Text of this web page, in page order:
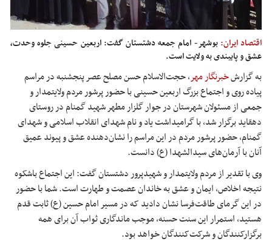
اقتصاد ایران: بوشهر- امام جمعه دشتستان گفت: اربعین حسینی جلوه وحدت،
عشق و پایبندی به ولایت است.
به گزارشخبرنگار مهر، حجت‌الاسلام حسن مصلح عصر پنجشنبه در مراسم
پیاده روی و اجتماع بزرگ اربعین حسینی با حضور پرشور مردم ولایتمدار و
جمعی از مسئولان شهرستان در جوار گلزار مطهر شهید گمنام در روستای
دهقایدبرگزار شد، با گرامیداشت یاد و نام شهدای انقلاب اسلامی و شهدای
گمنام، حضور پرشور مردم در این مراسم را نشان‌دهنده عشق و پیوند عمیق
آنان با آرمان‌های سیدالشهدا (ع)دانست.
وی با تقدیر از مردم ولایتمدار و شهیدپرور دشتستان گفت: این اجتماع باشکوه
نتیجه اخلاص، ایمان و عشق به خاندان عصمت و طهارت است. شما با حضور
در این گرمای طاقت‌فرسا نشان دادید که در مسیر امام حسین (ع)ثابت قدم
هستید، استمرار این سنت حسنه، موجب ماندگاری ثواب آن برای همه
برگزارکنندگان و شرکت‌کنندگان خواهد بود.